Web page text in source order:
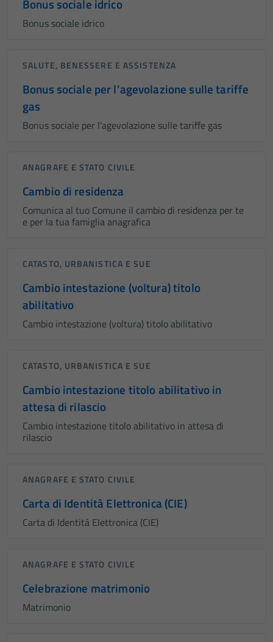
Bonus sociale idrico
Bonus sociale idrico
SALUTE, BENESSERE E ASSISTENZA
Bonus sociale per l’agevolazione sulle tariffe
gas
Bonus sociale per l’agevolazione sulle tariffe gas
ANAGRAFE E STATO CIVILE
Cambio di residenza
Comunica al tuo Comune il cambio di residenza per te
e per la tua famiglia anagrafica
CATASTO, URBANISTICA E SUE
Cambio intestazione (voltura) titolo
abilitativo
Cambio intestazione (voltura) titolo abilitativo
CATASTO, URBANISTICA E SUE
Cambio intestazione titolo abilitativo in
attesa di rilascio
Cambio intestazione titolo abilitativo in attesa di
rilascio
ANAGRAFE E STATO CIVILE
Carta di Identità Elettronica (CIE)
Carta di Identità Elettronica (CIE)
ANAGRAFE E STATO CIVILE
Celebrazione matrimonio
Matrimonio
Tecnici
sono necessari
funzionamento
non raccolgono